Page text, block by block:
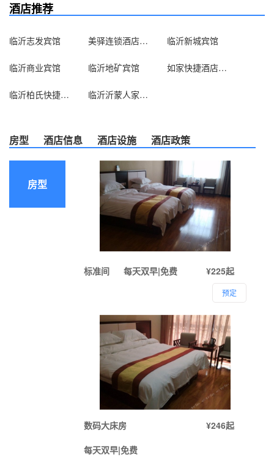
酒店推荐
临沂志发宾馆 美驿连锁酒店临沂金一店 临沂新城宾馆
临沂商业宾馆 临沂地矿宾馆 如家快捷酒店（临沂银雀山路店）
临沂柏氏快捷酒店 临沂沂蒙人家自助公寓
房型 酒店信息 酒店设施 酒店政策
房型
标准间 ¥225起
每天双早|免费
预定
数码大床房
¥246起
每天双早|免费